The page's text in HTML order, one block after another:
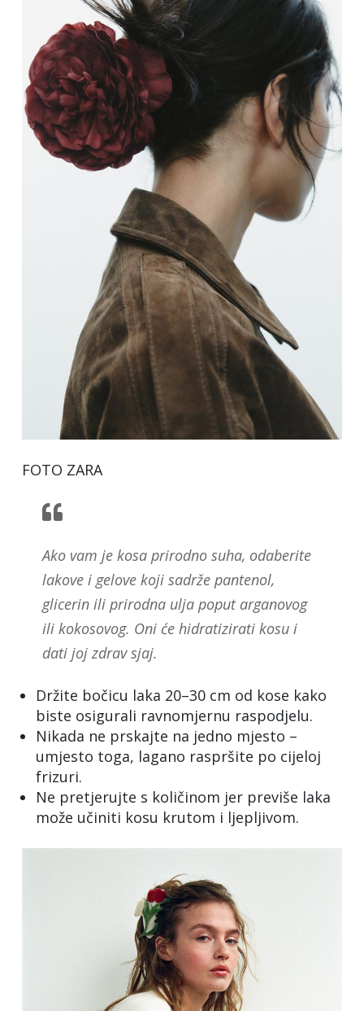
FOTO ZARA
Ako vam je kosa prirodno suha, odaberite
lakove i gelove koji sadrže pantenol,
glicerin ili prirodna ulja poput arganovog
ili kokosovog. Oni će hidratizirati kosu i
dati joj zdrav sjaj.
Držite bočicu laka 20–30 cm od kose kako
biste osigurali ravnomjernu raspodjelu.
Nikada ne prskajte na jedno mjesto –
umjesto toga, lagano raspršite po cijeloj
frizuri.
Ne pretjerujte s količinom jer previše laka
može učiniti kosu krutom i ljepljivom.